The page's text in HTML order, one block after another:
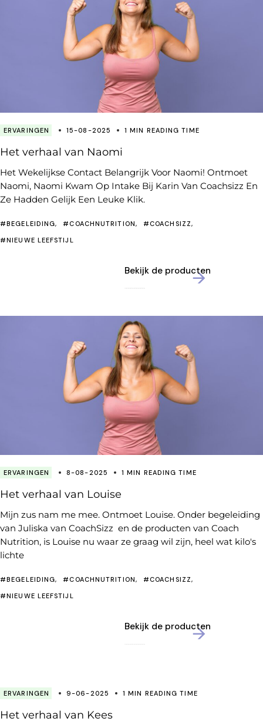
ERVARINGEN 15-08-2025 1 MIN READING TIME
Het verhaal van Naomi
Het Wekelijkse Contact Belangrijk Voor Naomi! Ontmoet
Naomi, Naomi Kwam Op Intake Bij Karin Van Coachsizz En
Ze Hadden Gelijk Een Leuke Klik.​
Bekijk de producten
#BEGELEIDING #COACHNUTRITION
#COACHSIZZ
#NIEUWE LEEFSTIJL
ERVARINGEN 8-08-2025 1 MIN READING TIME
Het verhaal van Louise
Mijn zus nam me mee. Ontmoet Louise. Onder begeleiding
van Juliska van CoachSizz en de producten van Coach
Nutrition, is Louise nu waar ze graag wil zijn, heel wat kilo's
lichte
Bekijk de producten
#BEGELEIDING #COACHNUTRITION
#COACHSIZZ
#NIEUWE LEEFSTIJL
ERVARINGEN 9-06-2025 1 MIN READING TIME
Het verhaal van Kees